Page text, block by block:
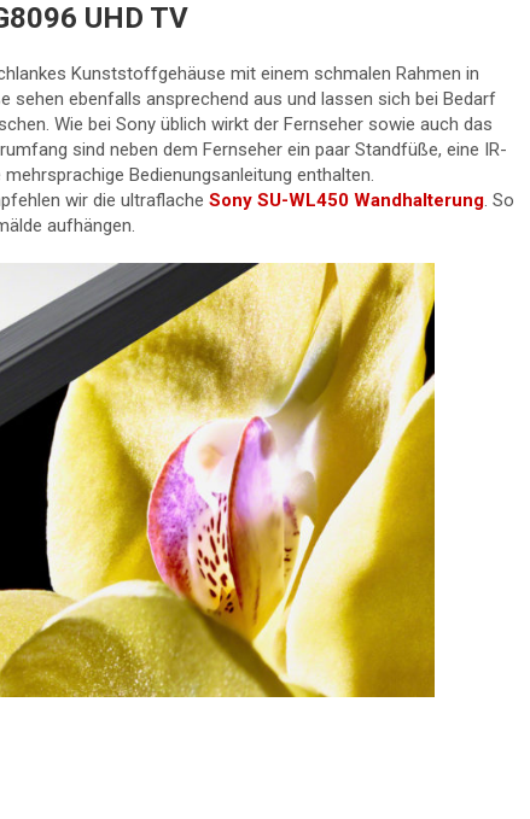
UHD TV
Kunststoffgehäuse mit einem schmalen Rahmen in
sehen ebenfalls ansprechend aus und lassen sich bei Bedarf
Wie bei Sony üblich wirkt der Fernseher sowie auch das
sind neben dem Fernseher ein paar Standfüße, eine IR-
Bedienungsanleitung enthalten.
wir die ultraflache Sony SU-WL450 Wandhalterung. So
aufhängen.